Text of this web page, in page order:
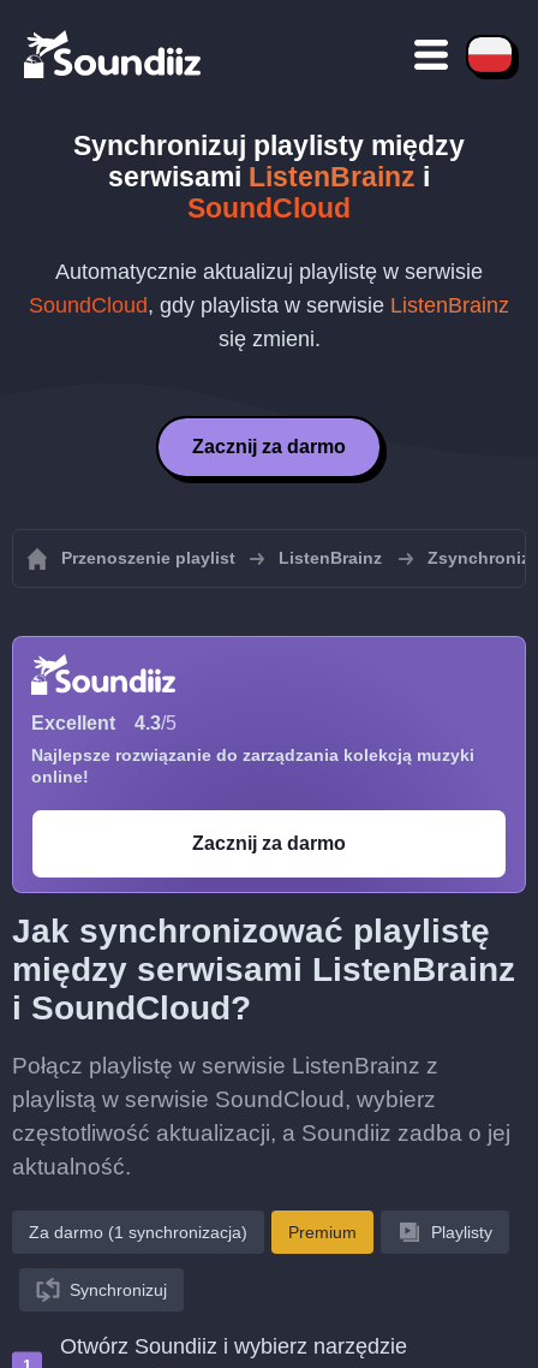
Synchronizuj playlisty między
serwisami ListenBrainz i
SoundCloud
Automatycznie aktualizuj playlistę w serwisie
SoundCloud, gdy playlista w serwisie ListenBrainz
się zmieni.
Zacznij za darmo
Przenoszenie playlist ListenBrainz
Excellent 4.3/5
Najlepsze rozwiązanie do zarządzania kolekcją muzyki
online!
Zacznij za darmo
Jak synchronizować playlistę
między serwisami ListenBrainz
i SoundCloud?
Połącz playlistę w serwisie ListenBrainz z
playlistą w serwisie SoundCloud, wybierz
częstotliwość aktualizacji, a Soundiiz zadba o jej
aktualność.
Za darmo (1 synchronizacja) Premium Playlisty
Synchronizuj
Otwórz Soundiiz i wybierz narzędzie